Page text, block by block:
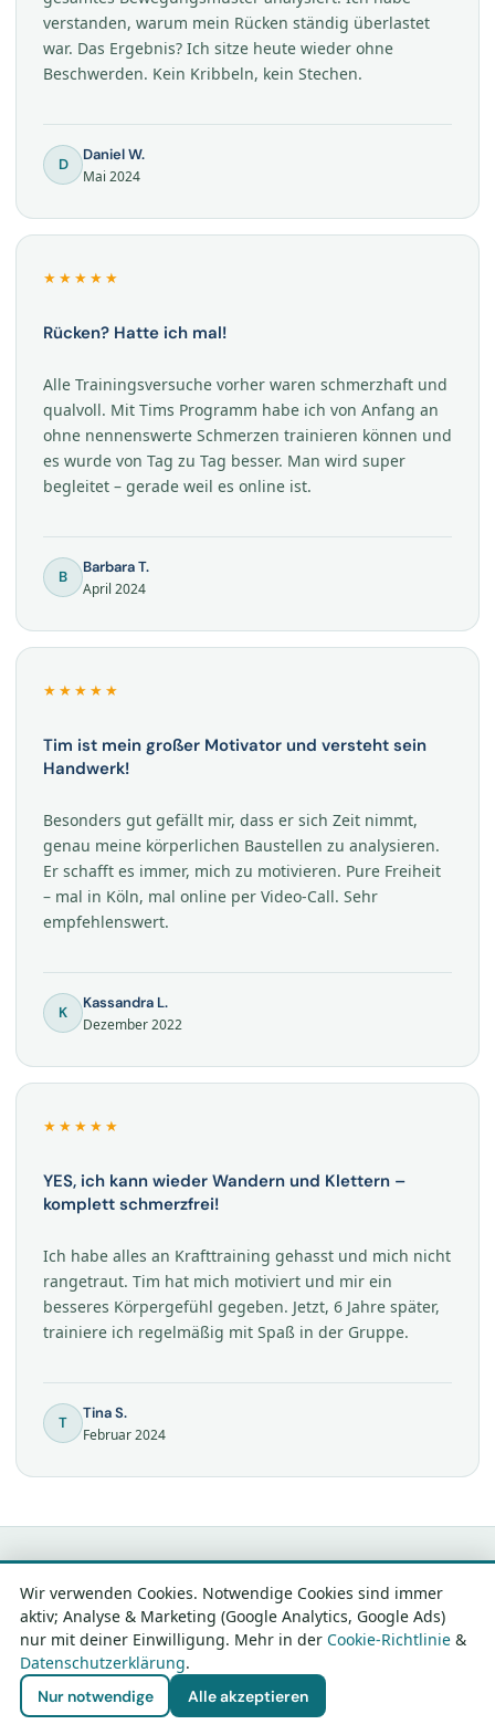
verstanden, warum mein Rücken ständig überlastet
war. Das Ergebnis? Ich sitze heute wieder ohne
Beschwerden. Kein Kribbeln, kein Stechen.
D
Daniel W.
Mai 2024
★★★★★
Rücken? Hatte ich mal!
Alle Trainingsversuche vorher waren schmerzhaft und
qualvoll. Mit Tims Programm habe ich von Anfang an
ohne nennenswerte Schmerzen trainieren können und
es wurde von Tag zu Tag besser. Man wird super
begleitet – gerade weil es online ist.
B
Barbara T.
April 2024
★★★★★
Tim ist mein großer Motivator und versteht sein
Handwerk!
Besonders gut gefällt mir, dass er sich Zeit nimmt,
genau meine körperlichen Baustellen zu analysieren.
Er schafft es immer, mich zu motivieren. Pure Freiheit
– mal in Köln, mal online per Video-Call. Sehr
empfehlenswert.
K
Kassandra L.
Dezember 2022
★★★★★
YES, ich kann wieder Wandern und Klettern –
komplett schmerzfrei!
Ich habe alles an Krafttraining gehasst und mich nicht
rangetraut. Tim hat mich motiviert und mir ein
besseres Körpergefühl gegeben. Jetzt, 6 Jahre später,
trainiere ich regelmäßig mit Spaß in der Gruppe.
T
Tina S.
Februar 2024
99 verifizierte Bewertungen · 4,99 / 5
Sterne
Alle Bewertungen gesammelt und verifiziert auf
Wir verwenden Cookies. Notwendige Cookies sind immer
aktiv; Analyse & Marketing (Google Analytics, Google Ads)
nur mit deiner Einwilligung. Mehr in der Cookie-Richtlinie &
Datenschutzerklärung.
Nur notwendige Alle akzeptieren
Kostenloses Erstgespräch sichern →